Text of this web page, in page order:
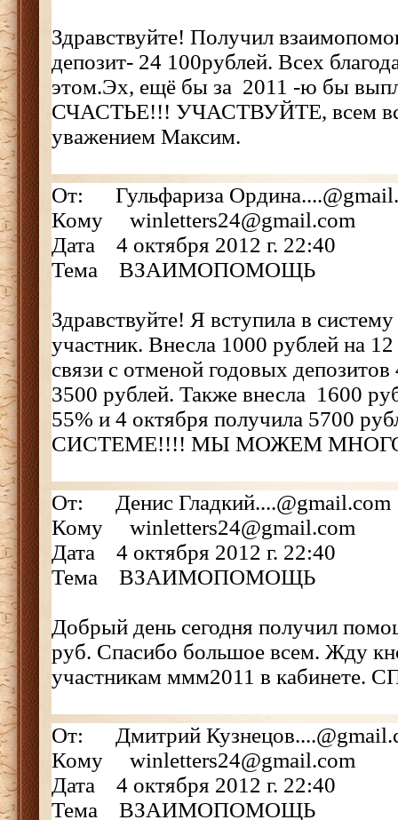
Здравствуйте! Получил
депозит- 24 100рублей. Всех
этом.Эх, ещё бы за 2011 -ю бы
СЧАСТЬЕ!!! УЧАСТВУЙТЕ, всем
уважением Максим.
От: Гульфариза
Кому winletters24@gmail.com
Дата 4 октября 2012 г. 22:40
Тема ВЗАИМОПОМОЩЬ
Здравствуйте! Я вступила в
участник. Внесла 1000 рублей на
связи с отменой годовых
3500 рублей. Также внесла 1600
55% и 4 октября получила 5700
СИСТЕМЕ!!!! МЫ МОЖЕМ
От: Денис Гладкий....@gmail.com
Кому winletters24@gmail.com
Дата 4 октября 2012 г. 22:40
Тема ВЗАИМОПОМОЩЬ
Добрый день сегодня получил
руб. Спасибо большое всем. Жду
участникам ммм2011 в кабинете.
От: Дмитрий
Кому winletters24@gmail.com
Дата 4 октября 2012 г. 22:40
Тема ВЗАИМОПОМОЩЬ